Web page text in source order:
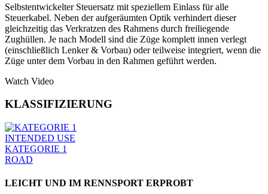
Selbstentwickelter Steuersatz mit speziellem Einlass für alle
Steuerkabel. Neben der aufgeräumten Optik verhindert dieser
gleichzeitig das Verkratzen des Rahmens durch freiliegende
Zughüllen. Je nach Modell sind die Züge komplett innen verlegt
(einschließlich Lenker & Vorbau) oder teilweise integriert, wenn die
Züge unter dem Vorbau in den Rahmen geführt werden.
Watch Video
KLASSIFIZIERUNG
INTENDED USE
KATEGORIE 1
ROAD
LEICHT UND IM RENNSPORT ERPROBT